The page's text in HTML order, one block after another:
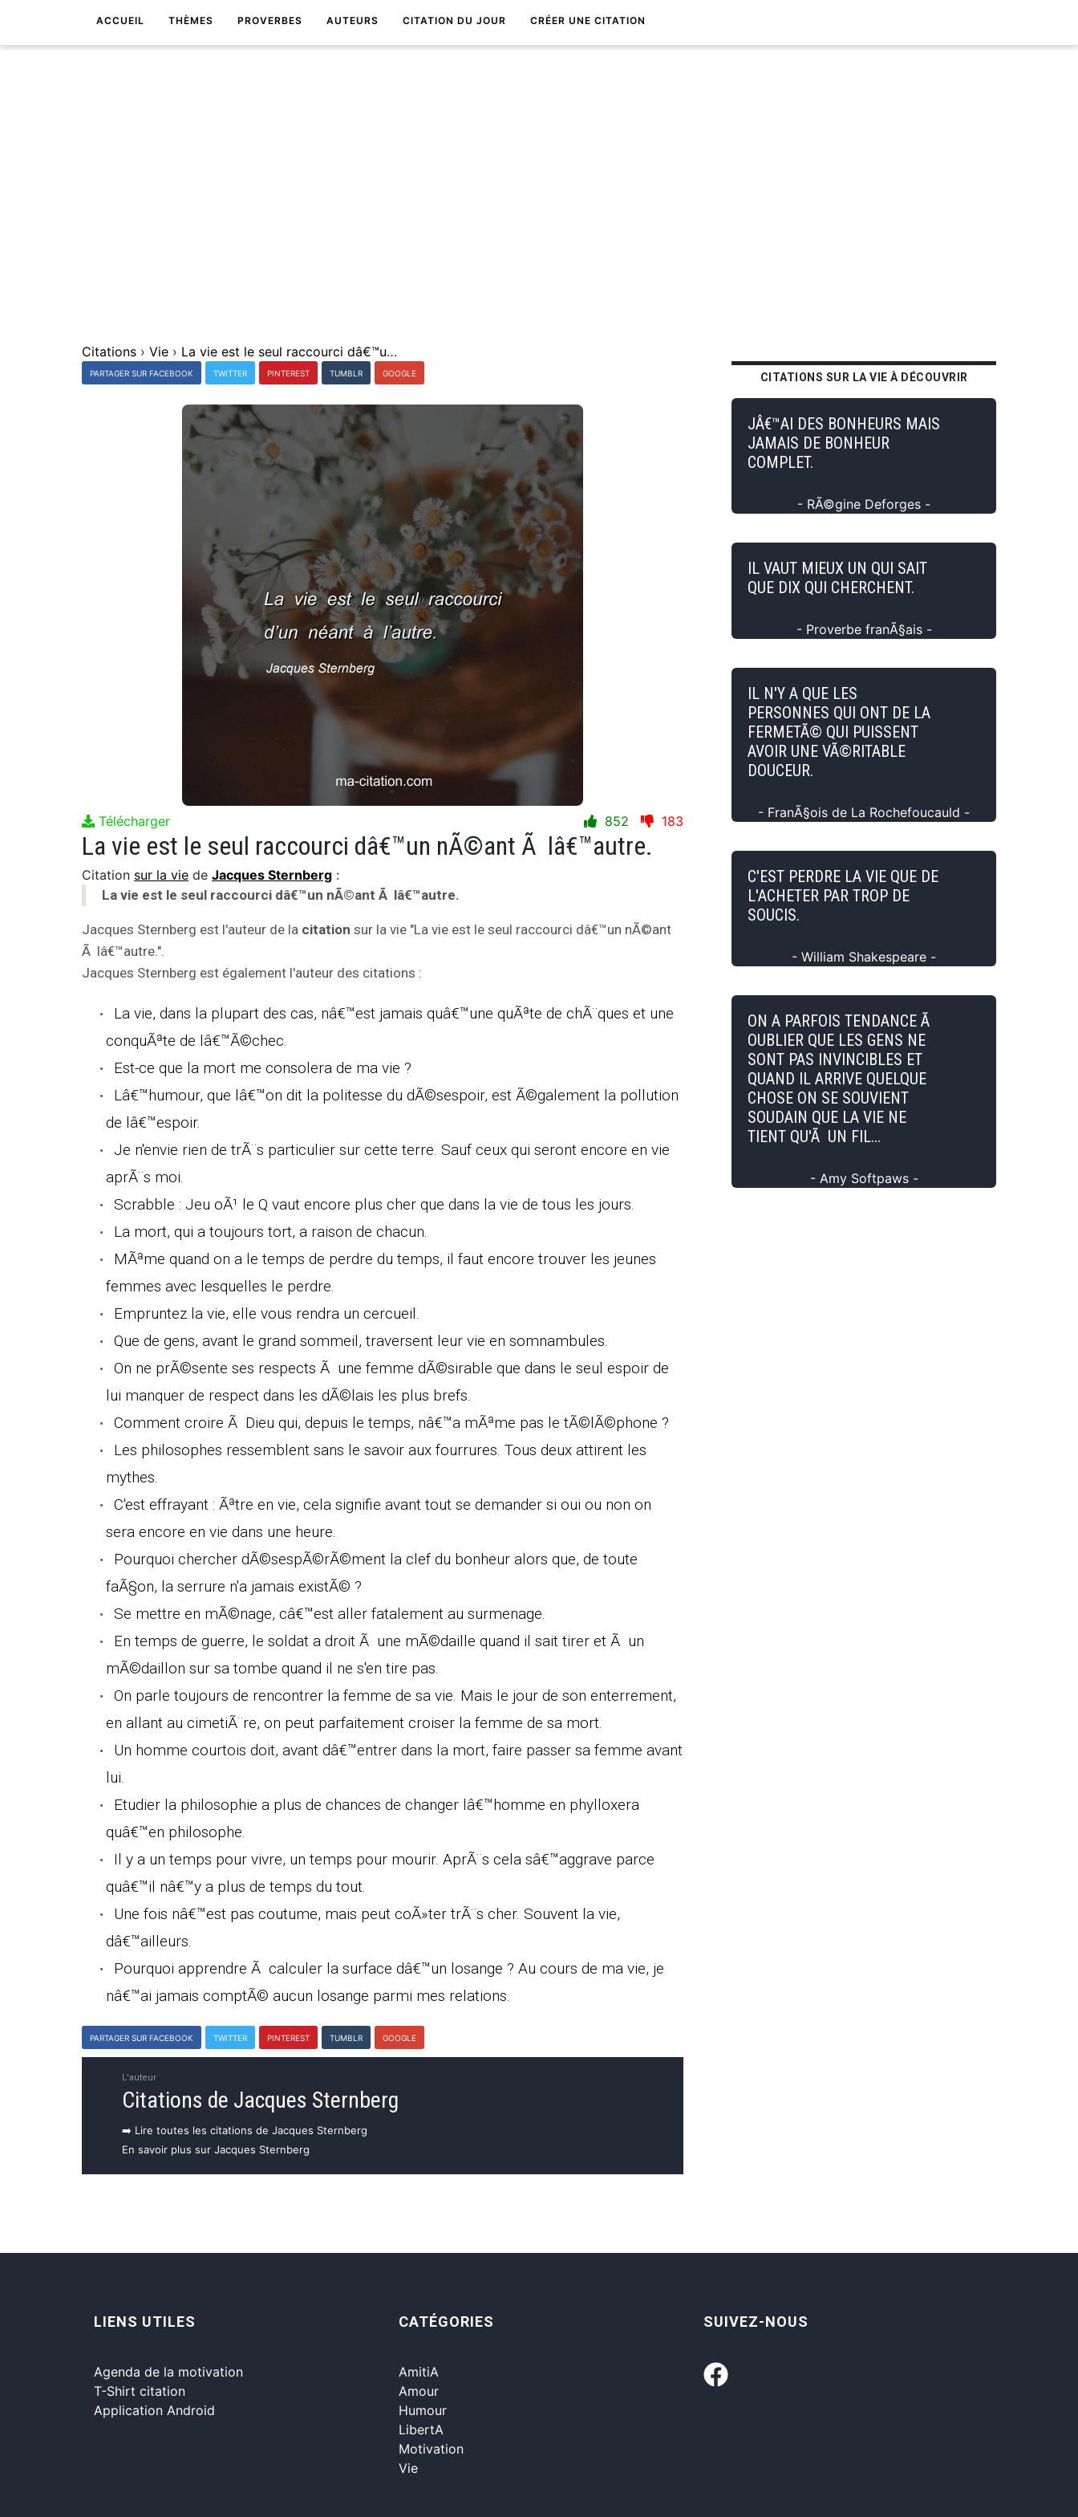
ACCUEIL THÈMES PROVERBES AUTEURS CITATION DU JOUR CRÉER UNE CITATION
Citations › Vie › La vie est le seul raccourci dâ€™un nÃ©ant Ã lâ€™autre.
PARTAGER SUR FACEBOOK TWITTER PINTEREST TUMBLR GOOGLE
Télécharger 852 183
La vie est le seul raccourci dâ€™un nÃ©ant Ã lâ€™autre.
Citation sur la vie de Jacques Sternberg :
La vie est le seul raccourci dâ€™un nÃ©ant Ã lâ€™autre.
Jacques Sternberg est l'auteur de la citation sur la vie "La vie est le seul raccourci dâ€™un nÃ©ant
Ã lâ€™autre.".
Jacques Sternberg est également l'auteur des citations :
La vie, dans la plupart des cas, nâ€™est jamais quâ€™une quÃªte de chÃ¨ques et une
conquÃªte de lâ€™Ã©chec.
Est-ce que la mort me consolera de ma vie ?
Lâ€™humour, que lâ€™on dit la politesse du dÃ©sespoir, est Ã©galement la pollution
de lâ€™espoir.
Je n'envie rien de trÃ¨s particulier sur cette terre. Sauf ceux qui seront encore en vie
aprÃ¨s moi.
Scrabble : Jeu oÃ¹ le Q vaut encore plus cher que dans la vie de tous les jours.
La mort, qui a toujours tort, a raison de chacun.
MÃªme quand on a le temps de perdre du temps, il faut encore trouver les jeunes
femmes avec lesquelles le perdre.
Empruntez la vie, elle vous rendra un cercueil.
Que de gens, avant le grand sommeil, traversent leur vie en somnambules.
On ne prÃ©sente ses respects Ã une femme dÃ©sirable que dans le seul espoir de
lui manquer de respect dans les dÃ©lais les plus brefs.
Comment croire Ã Dieu qui, depuis le temps, nâ€™a mÃªme pas le tÃ©lÃ©phone ?
Les philosophes ressemblent sans le savoir aux fourrures. Tous deux attirent les
mythes.
C'est effrayant : Ãªtre en vie, cela signifie avant tout se demander si oui ou non on
sera encore en vie dans une heure.
Pourquoi chercher dÃ©sespÃ©rÃ©ment la clef du bonheur alors que, de toute
faÃ§on, la serrure n'a jamais existÃ© ?
Se mettre en mÃ©nage, câ€™est aller fatalement au surmenage.
En temps de guerre, le soldat a droit Ã une mÃ©daille quand il sait tirer et Ã un
mÃ©daillon sur sa tombe quand il ne s'en tire pas.
On parle toujours de rencontrer la femme de sa vie. Mais le jour de son enterrement,
en allant au cimetiÃ¨re, on peut parfaitement croiser la femme de sa mort.
Un homme courtois doit, avant dâ€™entrer dans la mort, faire passer sa femme avant
lui.
Etudier la philosophie a plus de chances de changer lâ€™homme en phylloxera
quâ€™en philosophe.
Il y a un temps pour vivre, un temps pour mourir. AprÃ¨s cela sâ€™aggrave parce
quâ€™il nâ€™y a plus de temps du tout.
Une fois nâ€™est pas coutume, mais peut coÃ»ter trÃ¨s cher. Souvent la vie,
dâ€™ailleurs.
Pourquoi apprendre Ã calculer la surface dâ€™un losange ? Au cours de ma vie, je
nâ€™ai jamais comptÃ© aucun losange parmi mes relations.
PARTAGER SUR FACEBOOK TWITTER PINTEREST TUMBLR GOOGLE
L'auteur
Citations de Jacques Sternberg
➡️ Lire toutes les citations de Jacques Sternberg
En savoir plus sur Jacques Sternberg
CITATIONS SUR LA VIE À DÉCOUVRIR
JÂ€™AI DES BONHEURS MAIS
JAMAIS DE BONHEUR
COMPLET.
- RÃ©gine Deforges -
IL VAUT MIEUX UN QUI SAIT
QUE DIX QUI CHERCHENT.
- Proverbe franÃ§ais -
IL N'Y A QUE LES
PERSONNES QUI ONT DE LA
FERMETÃ© QUI PUISSENT
AVOIR UNE VÃ©RITABLE
DOUCEUR.
- FranÃ§ois de La Rochefoucauld -
C'EST PERDRE LA VIE QUE DE
L'ACHETER PAR TROP DE
SOUCIS.
- William Shakespeare -
ON A PARFOIS TENDANCE Ã
OUBLIER QUE LES GENS NE
SONT PAS INVINCIBLES ET
QUAND IL ARRIVE QUELQUE
CHOSE ON SE SOUVIENT
SOUDAIN QUE LA VIE NE
TIENT QU'Ã UN FIL...
- Amy Softpaws -
LIENS UTILES
Agenda de la motivation
T-Shirt citation
Application Android
CATÉGORIES
AmitiA
Amour
Humour
LibertA
Motivation
Vie
SUIVEZ-NOUS